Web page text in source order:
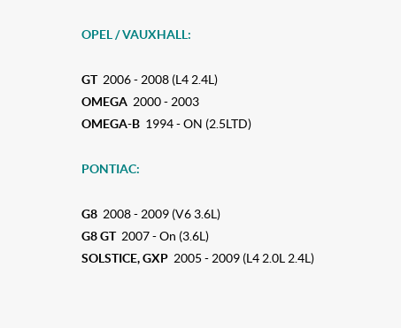
OPEL / VAUXHALL:
GT 2006 - 2008 (L4 2.4L)
OMEGA 2000 - 2003
OMEGA-B 1994 - ON (2.5LTD)
PONTIAC:
G8 2008 - 2009 (V6 3.6L)
G8 GT2007 - On (3.6L)
SOLSTICE, GXP 2005 - 2009 (L4 2.0L 2.4L)